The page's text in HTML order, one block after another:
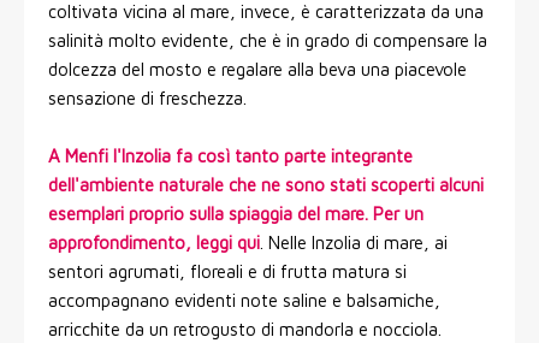
coltivata vicina al mare, invece, è caratterizzata da una
salinità molto evidente, che è in grado di compensare la
dolcezza del mosto e regalare alla beva una piacevole
sensazione di freschezza.
A Menfi l'Inzolia fa così tanto parte integrante
dell'ambiente naturale che ne sono stati scoperti alcuni
esemplari proprio sulla spiaggia del mare. Per un
approfondimento, leggi qui. Nelle Inzolia di mare, ai
sentori agrumati, floreali e di frutta matura si
accompagnano evidenti note saline e balsamiche,
arricchite da un retrogusto di mandorla e nocciola.